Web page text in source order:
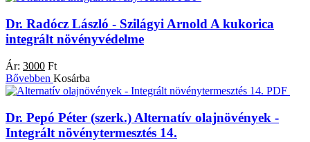
Dr. Radócz László - Szilágyi Arnold A kukorica
integrált növényvédelme
Ár: 3000 Ft
Bővebben Kosárba
PDF
Dr. Pepó Péter (szerk.) Alternatív olajnövények -
Integrált növénytermesztés 14.